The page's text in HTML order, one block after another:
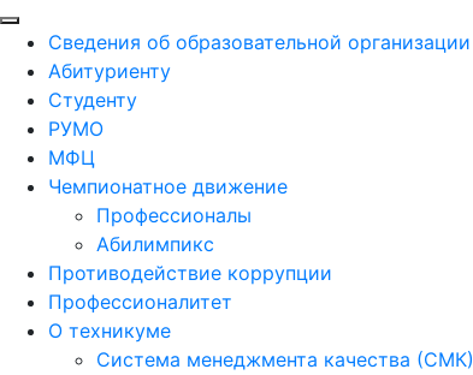
ГБПОУ "ПАПТ"
Сведения об образовательной организации
Абитуриенту
Студенту
РУМО
МФЦ
Чемпионатное движение
Профессионалы
Абилимпикс
Противодействие коррупции
Профессионалитет
О техникуме
Система менеджмента качества (СМК)